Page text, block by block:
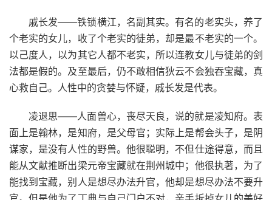
戚长发——铁锁横江，名副其实。有名的老实头，养了
个老实的女儿，收了个老实的徒弟，却是最不老实的一个。
以己度人，以为其它人都不老实，所以连教女儿与徒弟的剑
法都是假的。及至最后，仍不敢相信狄云不会独吞宝藏，真
心救自己。人性中的贪婪与怀疑，戚长发是代表。
凌退思——人面兽心，丧尽天良，说的就是凌知府。表
面上是翰林，是知府，是父母官；实际上是帮会头子，是阴
谋家，是没有人性的野兽。他很聪明，不但仕途得意，而且
能从文献推断出梁元帝宝藏就在荆州城中；他很执著，为了
能找到宝藏，别人是想尽办法升官，他却是想尽办法不要升